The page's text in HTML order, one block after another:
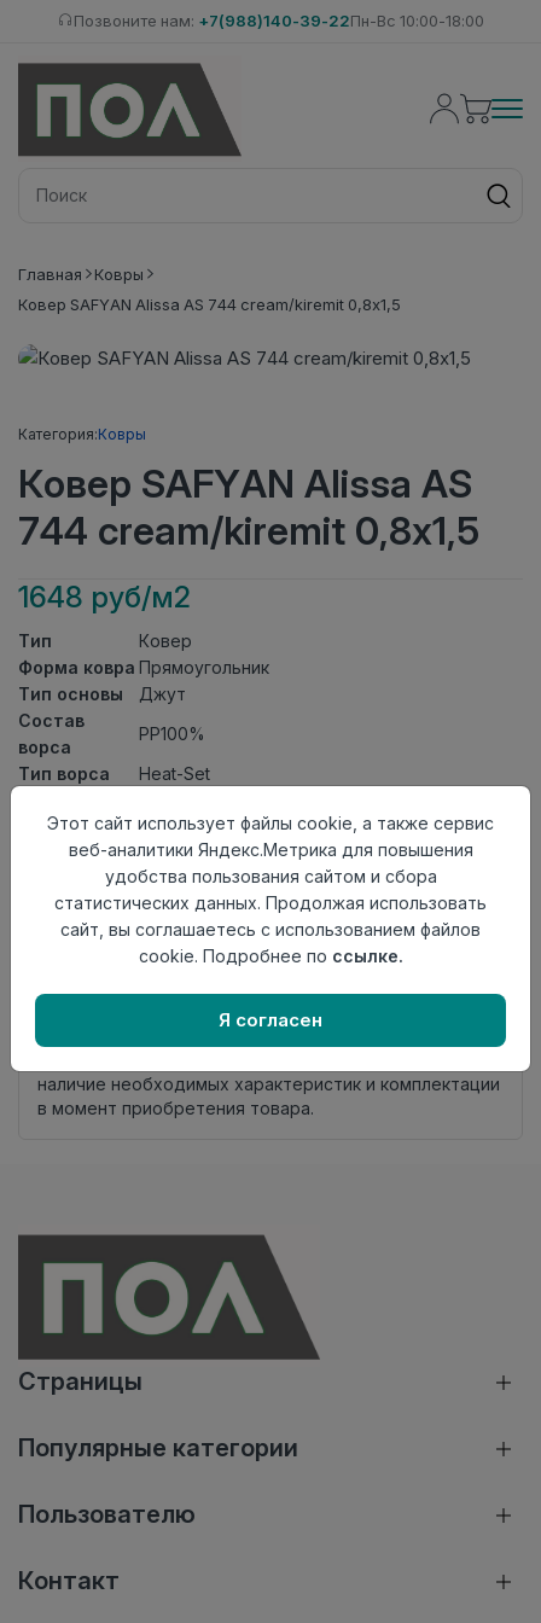
Позвоните нам: +7(988)140-39-22Пн-Вс 10:00-18:00
Главная
Ковры
Ковер SAFYAN Alissa AS 744 cream/kiremit 0,8х1,5
Категория:Ковры
Ковер SAFYAN Alissa AS
744 cream/kiremit 0,8х1,5
1648 руб/м2
Тип
Ковер
Форма ковра Прямоугольник
Тип основы
Джут
Состав
ворса
PP100%
Тип ворса
Heat-Set
Длина
1,5
Ширина
0,8
происхождения
1 шт
Добавить в корзину
наличие необходимых характеристик и комплектации
в момент приобретения товара.
Страницы
Популярные категории
Пользователю
Контакт
Этот сайт использует файлы cookie, а также сервис
веб-аналитики Яндекс.Метрика для повышения
удобства пользования сайтом и сбора
статистических данных. Продолжая использовать
сайт, вы соглашаетесь с использованием файлов
cookie. Подробнее по ссылке.
Я согласен